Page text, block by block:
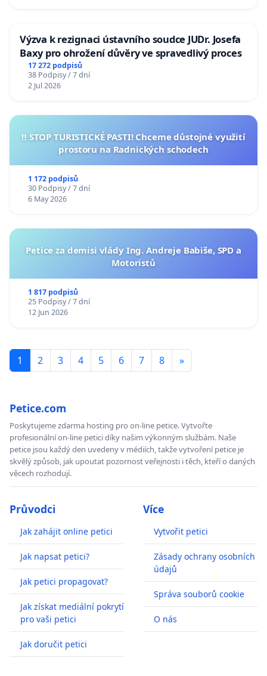
Výzva k rezignaci ústavního soudce JUDr. Josefa
Baxy pro ohrožení důvěry ve spravedlivý proces
17 272 podpisů
38 Podpisy / 7 dní
2 Jul 2026
‼️ STOP TURISTICKÉ PASTI! Chceme důstojné využití
prostoru na Radnických schodech
1 172 podpisů
30 Podpisy / 7 dní
6 May 2026
Petice za demisi vlády Ing. Andreje Babiše, SPD a
Motoristů
1 817 podpisů
25 Podpisy / 7 dní
12 Jun 2026
1 2 3 4 5 6 7 8 »
Petice.com
Poskytujeme zdarma hosting pro on-line petice. Vytvořte
profesionální on-line petici díky našim výkonným službám. Naše
petice jsou každý den uvedeny v médiích, takže vytvoření petice je
skvělý způsob, jak upoutat pozornost veřejnosti i těch, kteří o daných
věcech rozhodují.
Průvodci
Jak zahájit online petici
Jak napsat petici?
Jak petici propagovat?
Jak získat mediální pokrytí
pro vaši petici
Jak doručit petici
Více
Vytvořit petici
Zásady ochrany osobních
údajů
Správa souborů cookie
O nás